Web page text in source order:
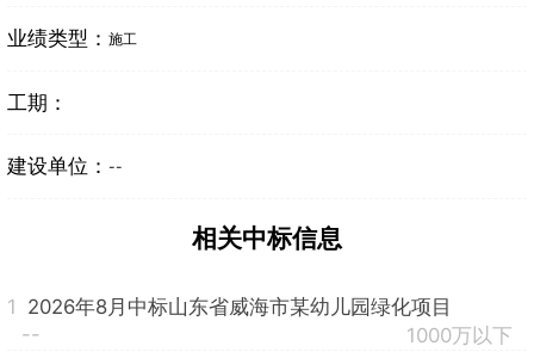
业绩类型： 施工
工期：
建设单位： --
相关中标信息
1 2026年8月中标山东省威海市某幼儿园绿化项目
--
1000万以下